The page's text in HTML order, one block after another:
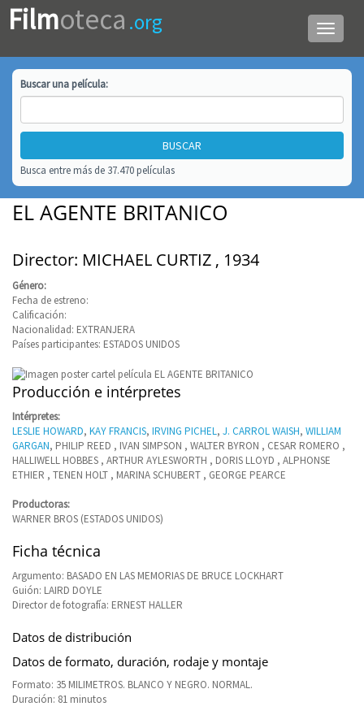
Menú
de
Filmoteca .org
Buscar unapelícula:
Busca entre más de 37.470 películas
EL AGENTE BRITANICO
Director: MICHAEL CURTIZ , 1934
Género:
Fecha de estreno:
Calificación:
Nacionalidad: EXTRANJERA
Países participantes: ESTADOS UNIDOS
Producción e intérpretes
Intérpretes:
LESLIE HOWARD, KAY FRANCIS, IRVING PICHEL, J. CARROL WAISH, WILLIAM
GARGAN, PHILIP REED , IVAN SIMPSON , WALTER BYRON , CESAR ROMERO ,
HALLIWELL HOBBES , ARTHUR AYLESWORTH , DORIS LLOYD , ALPHONSE
ETHIER , TENEN HOLT , MARINA SCHUBERT , GEORGE PEARCE
Productoras:
WARNER BROS (ESTADOS UNIDOS)
Ficha técnica
Argumento: BASADO EN LAS MEMORIAS DE BRUCE LOCKHART
Guión: LAIRD DOYLE
Director de fotografía: ERNEST HALLER
Datos de distribución
Datos de formato, duración, rodaje y montaje
Formato: 35 MILIMETROS. BLANCO Y NEGRO. NORMAL.
Duración: 81 minutos